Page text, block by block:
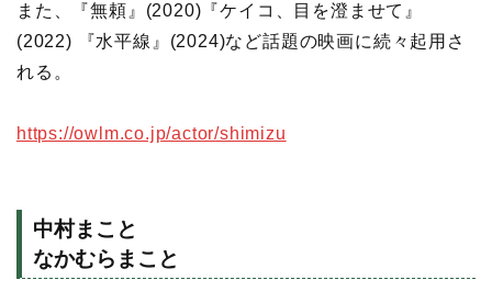
また、『無頼』(2020)『ケイコ、目を澄ませて』
(2022) 『水平線』(2024)など話題の映画に続々起用さ
れる。
https://owlm.co.jp/actor/shimizu
中村まこと
なかむらまこと